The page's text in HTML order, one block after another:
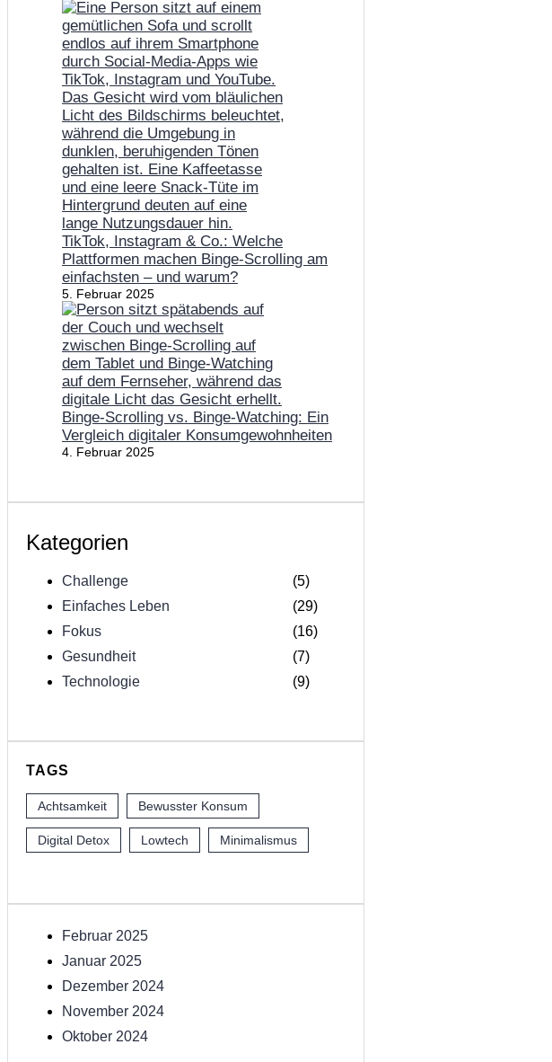
TikTok, Instagram & Co.: Welche
Plattformen machen Binge-Scrolling am
einfachsten – und warum?
5. Februar 2025
Binge-Scrolling vs. Binge-Watching: Ein
Vergleich digitaler Konsumgewohnheiten
4. Februar 2025
Kategorien
Challenge
(5)
Einfaches Leben
(29)
Fokus
(16)
Gesundheit
(7)
Technologie
(9)
TAGS
Achtsamkeit Bewusster Konsum
Digital Detox Lowtech Minimalismus
Februar 2025
Januar 2025
Dezember 2024
November 2024
Oktober 2024